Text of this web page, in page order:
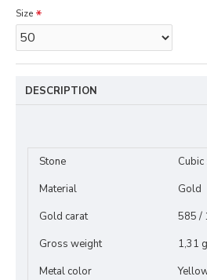
Size
DESCRIPTION
Stone
Cubic
Material
Gold
Gold carat
585 /
Gross weight
1,31
Metal color